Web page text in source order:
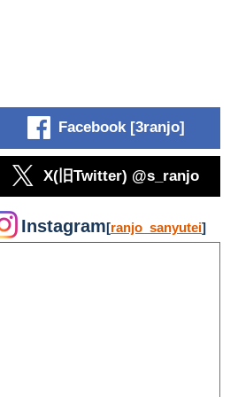
Facebook [3ranjo]
X(旧Twitter) @s_ranjo
Instagram[ranjo_sanyutei]